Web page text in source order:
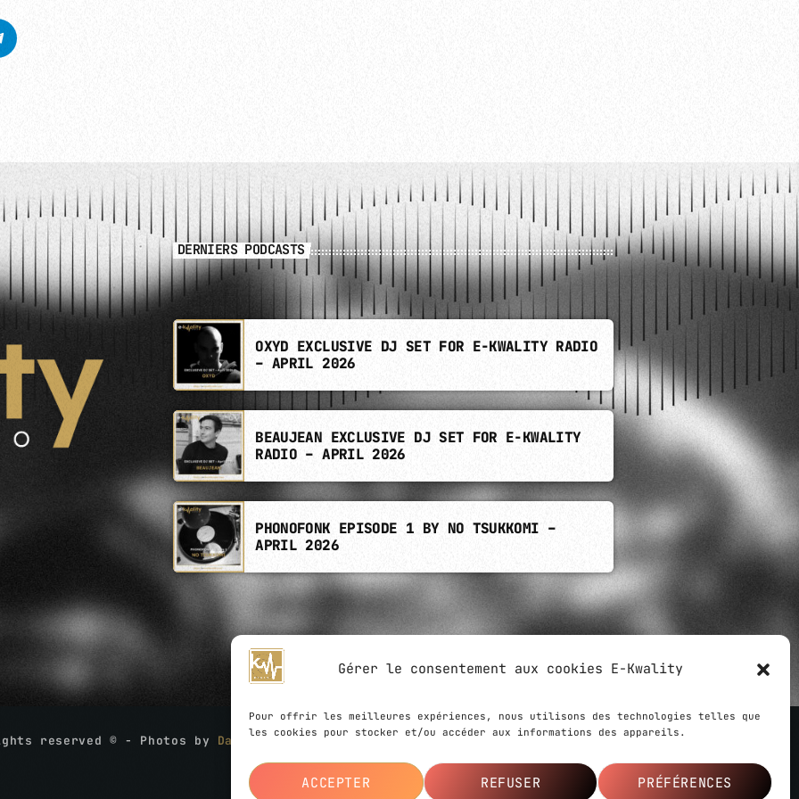
Gérer le consentement aux cookies E-Kwality
Pour offrir les meilleures expériences, nous utilisons des technologies telles que
les cookies pour stocker et/ou accéder aux informations des appareils.
ACCEPTER REFUSER PRÉFÉRENCES
DERNIERS PODCASTS
OXYD EXCLUSIVE DJ SET FOR E-KWALITY RADIO
– APRIL 2026
BEAUJEAN EXCLUSIVE DJ SET FOR E-KWALITY
RADIO – APRIL 2026
PHONOFONK EPISODE 1 BY NO TSUKKOMI –
APRIL 2026
reserved © - Photos by David Boschet - Website created by Ziloub ,Le Webariumagency